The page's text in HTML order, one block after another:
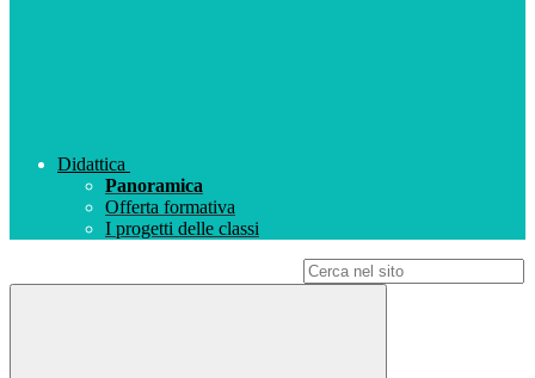
Didattica
Panoramica
Offerta formativa
I progetti delle classi